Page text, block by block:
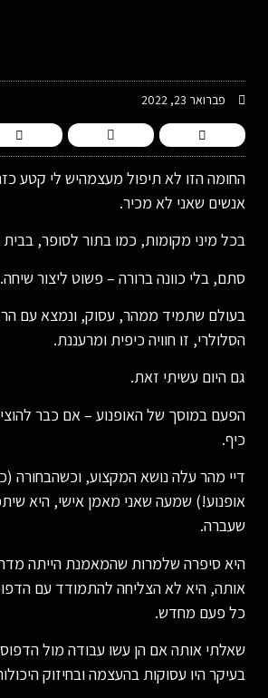
פברואר 23, 2022
החומה הזו לא תיפול מעצמהיש לי קטע
אנשים שאני לא מכיר.
בכל מיני מקומות, כמו בתור לסופר,
סתם, בלי כוונה ברורה – פשוט ליצור שיחה.
בעולם שתמיד ממהר, עסוק, ונמצא עם
הסלולרי, זו חוויה כיפית ומרעננת.
גם היום עשיתי זאת.
הפעם במוסך של האופנוע – אם כבר
כיף.
דיי מהר עלה נושא המקצוע, וכשהבחורה
אופנוע!) שמעה שאני מאמן אישי, היא
שעברה.
היא סיפרה שלמרות שהמאמנת הייתה
אותה, היא לא הצליחה להתמודד עם
כל פעם מחדש.
שאלתי אותה אם הן עשו עבודה מול
בעיקר היו עסוקות בהעצמה ובחיזוק